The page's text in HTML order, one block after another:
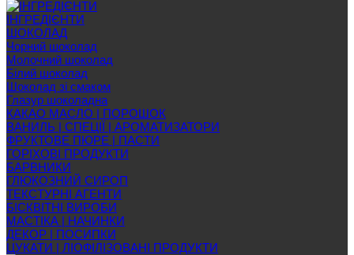
ІНГРЕДІЄНТИ
ШОКОЛАД
Чорний шоколад
Молочний шоколад
Білий шоколад
Шоколад зі смаком
Глазур шоколадна
КАКАО МАСЛО | ПОРОШОК
ВАНИЛЬ | СПЕЦІЇ | АРОМАТИЗАТОРИ
ФРУКТОВЕ ПЮРЕ | ПАСТИ
ГОРІХОВІ ПРОДУКТИ
БАРВНИКИ
ГЛЮКОЗНИЙ СИРОП
ТЕКСТУРНІ АГЕНТИ
БІСКВІТНІ ВИРОБИ
МАСТІКА | НАЧИНКИ
ДЕКОР | ПОСИПКИ
ЦУКАТИ | ЛІОФІЛІЗОВАНІ ПРОДУКТИ